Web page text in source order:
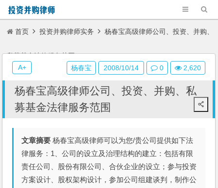
首页 投资并购律师实务 杨春宝高级律师公司、投资、并购、
私募基金法律服务范围
杨春宝高级律师公司、投资、并购、私
募基金法律服务范围
文章摘要 杨春宝高级律师可以为您/贵公司提供如下法
律服务：1、公司的设立及治理结构的建立：包括有限
责任公司、股份有限公司、合伙企业的设立；参与投资
方案设计、股权架构设计，参加公司组建谈判，制作公
杨春宝 2008/10/14 0 2,620
A+